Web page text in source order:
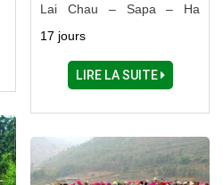
Lai Chau – Sapa – Ha
Son – Halong – Ninh Binh
17 jours
LIRE LA SUITE